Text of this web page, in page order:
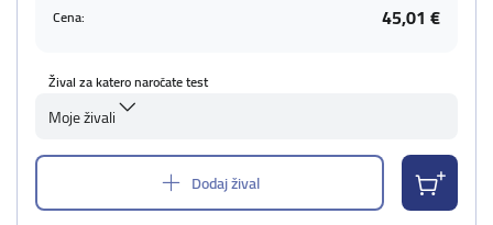
Cena: 45,01 €
Žival za katero naročate test
Moje živali
Dodaj žival